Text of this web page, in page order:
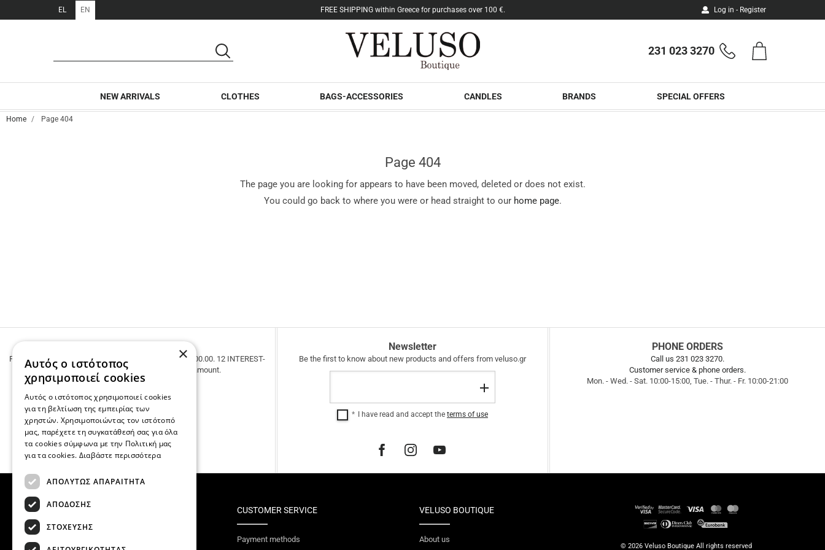
EL EN FREE SHIPPING within Greece for purchases over 100 €. Log in - Register
SEARCH
Phone
231 023 3270 Shopping
cart
NEW ARRIVALS CLOTHES BAGS-ACCESSORIES CANDLES BRANDS SPECIAL OFFERS
Home Page 404
Page 404
The page you are looking for appears to have been moved, deleted or does not exist.
You could go back to where you were or head straight to our home page.
FREE SHIPPING within Greece for purchases over € 100.00. 12 INTEREST-
FREE INSTALLMENTS regardless of the amount.
Newsletter
Be the first to know about new products and offers from veluso.gr
Register
I have read and accept the terms of use
PHONE ORDERS
Call us 231 023 3270.
Customer service & phone orders.
Mon. - Wed. - Sat. 10:00-15:00, Tue. - Thur. - Fr. 10:00-21:00
TOP CATEGORIES CUSTOMER SERVICE
Payment methods
VELUSO BOUTIQUE
About us
© 2026Veluso Boutique All rights reserved
×
Αυτός ο ιστότοπος
χρησιμοποιεί cookies
Αυτός ο ιστότοπος χρησιμοποιεί cookies
για τη βελτίωση της εμπειρίας των
χρηστών. Χρησιμοποιώντας τον ιστότοπό
μας, παρέχετε τη συγκατάθεσή σας για όλα
τα cookies σύμφωνα με την Πολιτική μας
για τα cookies. Διαβάστε περισσότερα
ΑΠΟΛΥΤΩΣ ΑΠΑΡΑΙΤΗΤΑ
ΑΠΟΔΟΣΗΣ
ΣΤΟΧΕΥΣΗΣ